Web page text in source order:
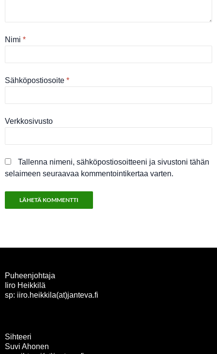
Nimi *
Sähköpostiosoite *
Verkkosivusto
Tallenna nimeni, sähköpostiosoitteeni ja sivustoni tähän
selaimeen seuraavaa kommentointikertaa varten.
Puheenjohtaja
Iiro Heikkilä
sp: iiro.heikkila(at)janteva.fi
Sihteeri
Suvi Ahonen